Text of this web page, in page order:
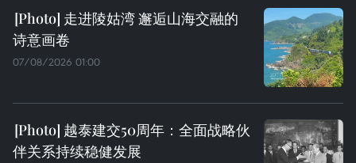
走进陵姑湾 邂逅山海交融的
诗意画卷
07/08/2026 01:00
越泰建交50周年：全面战略伙
伴关系持续稳健发展